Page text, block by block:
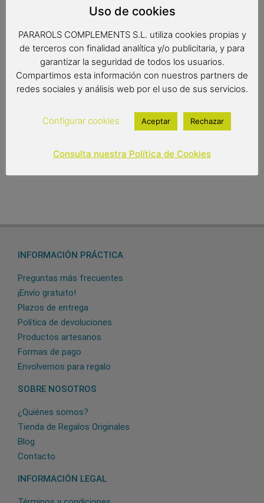
calidad. El mecanismo interno está fabricado en Francia y
de todos los recambios del mecanismo.
Medidas: 27 x 6 cm.
31,05€
INFORMACIÓN PRÁCTICA
Preguntas más frecuentes
¡Envío gratuito!
Plazos de entrega
Política de devoluciones
Productos artesanos
Formas de pago
Envolvemos para regalo
SOBRE NOSOTROS
¿Quiénes somos?
Tienda de Regalos Originales
Blog
Contacto
INFORMACIÓN LEGAL
Uso de cookies
PARAROLS COMPLEMENTS S.L. utiliza cookies propias y
de terceros con finalidad analítica y/o publicitaria, y para
garantizar la seguridad de todos los usuarios.
Compartimos esta información con nuestros partners de
redes sociales y análisis web por el uso de sus servicios.
Configurar cookies Aceptar Rechazar
Consulta nuestra Política de Cookies